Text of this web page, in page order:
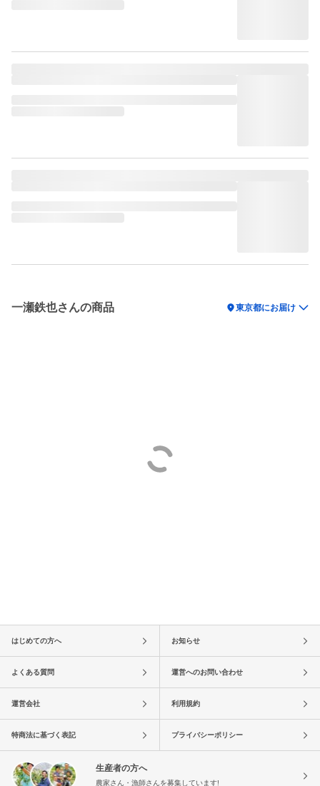
一瀬鉄也さんの商品 location_on東京都にお届け
はじめての方へ お知らせ
よくある質問 運営へのお問い合わせ
運営会社 利用規約
特商法に基づく表記 プライバシーポリシー
生産者の方へ
農家さん・漁師さんを募集しています!